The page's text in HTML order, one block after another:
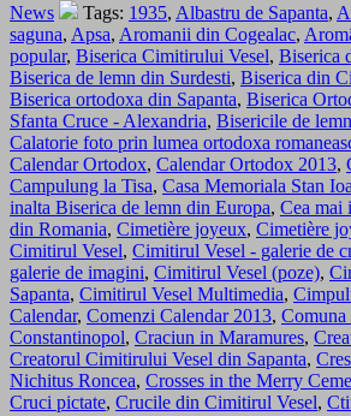
News
Tags: 1935, Albastru de Sapanta,
saguna, Apsa, Aromanii din Cogealac,
popular, Biserica Cimitirului Vesel, Biserica
Biserica de lemn din Surdesti, Biserica din
Biserica ortodoxa din Sapanta, Biserica
Sfanta Cruce - Alexandria, Bisericile de
Calatorie foto prin lumea ortodoxa
Calendar Ortodox, Calendar Ortodox 2013,
Campulung la Tisa, Casa Memoriala Stan
inalta Biserica de lemn din Europa, Cea mai
din Romania, Cimetière joyeux, Cimetière
Cimitirul Vesel, Cimitirul Vesel - galerie de
galerie de imagini, Cimitirul Vesel (poze),
Sapanta, Cimitirul Vesel Multimedia,
Calendar, Comenzi Calendar 2013, Comuna
Constantinopol, Craciun in Maramures,
Creatorul Cimitirului Vesel din Sapanta,
Nichitus Roncea, Crosses in the Merry
Cruci pictate, Crucile din Cimitirul Vesel,